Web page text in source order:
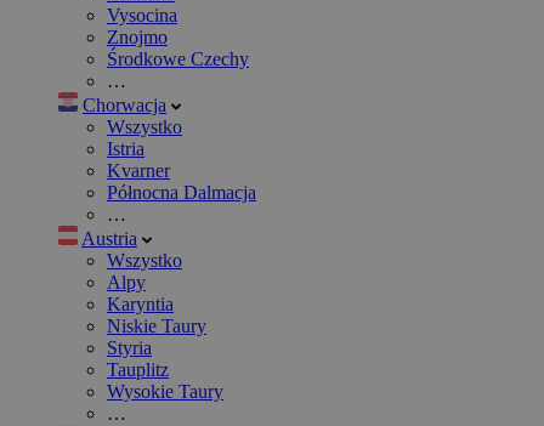
Vysocina
Znojmo
Środkowe Czechy
…
Chorwacja
Wszystko
Istria
Kvarner
Północna Dalmacja
…
Austria
Wszystko
Alpy
Karyntia
Niskie Taury
Styria
Tauplitz
Wysokie Taury
…